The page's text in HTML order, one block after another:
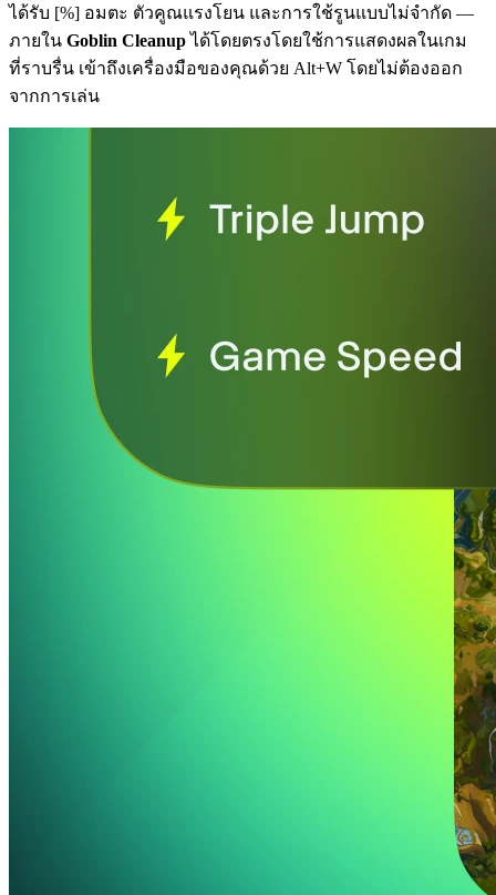
ได้รับ [%] อมตะ ตัวคูณแรงโยน และการใช้รูนแบบไม่จำกัด —
ภายใน Goblin Cleanupได้โดยตรงโดยใช้การแสดงผลในเกม
ที่ราบรื่น เข้าถึงเครื่องมือของคุณด้วย Alt+W โดยไม่ต้องออก
จากการเล่น